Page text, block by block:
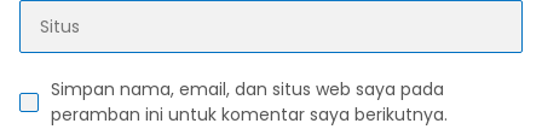
Simpan nama, email, dan situs web saya pada
peramban ini untuk komentar saya berikutnya.